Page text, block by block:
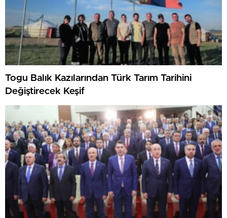
Togu Balık Kazılarından Türk Tarım Tarihini
Değiştirecek Keşif